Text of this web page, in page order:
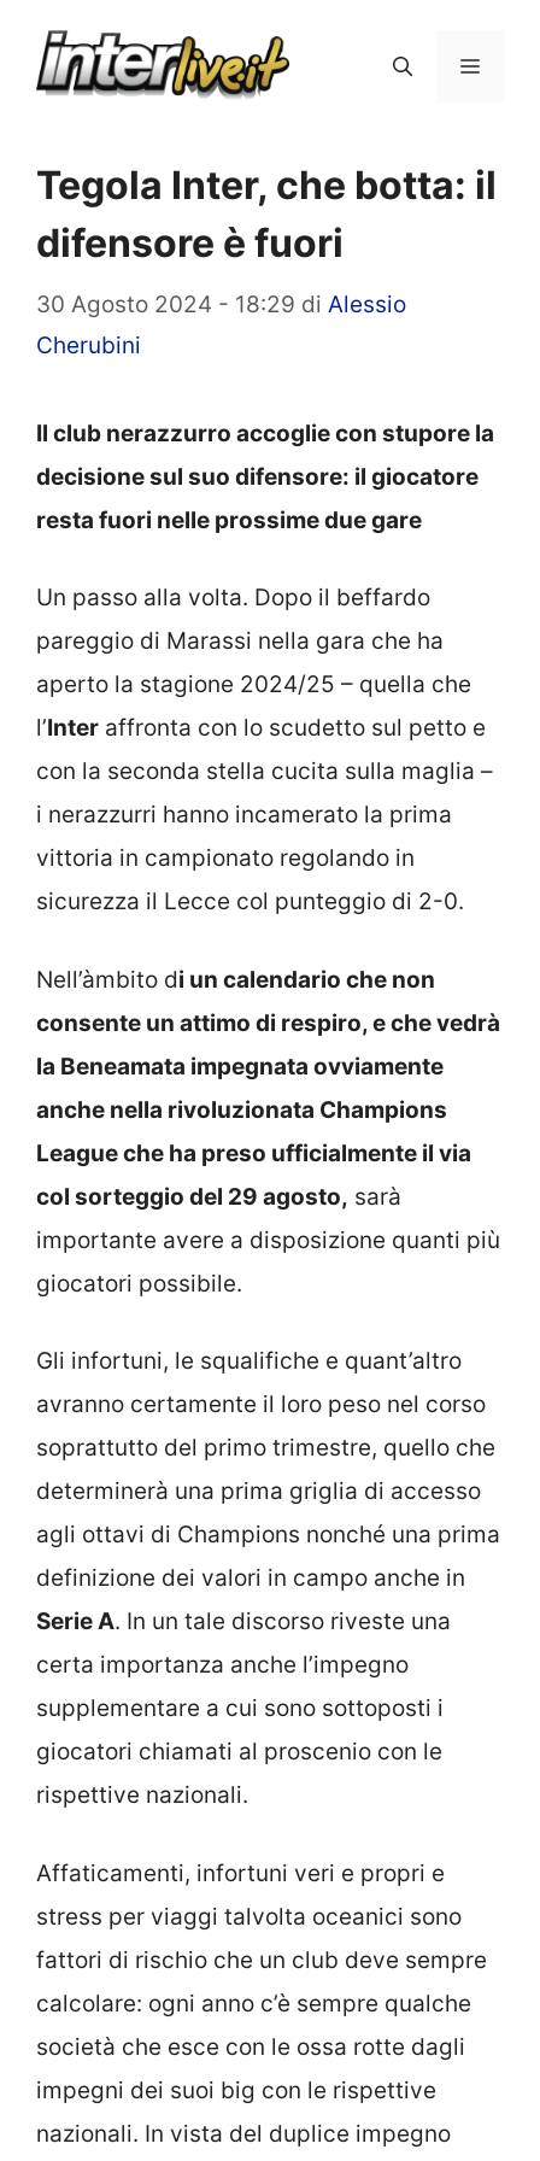
Menu
Tegola Inter, che botta: il
difensore è fuori
30 Agosto 2024 - 18:29 di Alessio
Cherubini
Il club nerazzurro accoglie con stupore la
decisione sul suo difensore: il giocatore
resta fuori nelle prossime due gare
Un passo alla volta. Dopo il beffardo
pareggio di Marassi nella gara che ha
aperto la stagione 2024/25 – quella che
l’Inter affronta con lo scudetto sul petto e
con la seconda stella cucita sulla maglia –
i nerazzurri hanno incamerato la prima
vittoria in campionato regolando in
sicurezza il Lecce col punteggio di 2-0.
Nell’àmbito di un calendario che non
consente un attimo di respiro, e che vedrà
la Beneamata impegnata ovviamente
anche nella rivoluzionata Champions
League che ha preso ufficialmente il via
col sorteggio del 29 agosto, sarà
importante avere a disposizione quanti più
giocatori possibile.
Gli infortuni, le squalifiche e quant’altro
avranno certamente il loro peso nel corso
soprattutto del primo trimestre, quello che
determinerà una prima griglia di accesso
agli ottavi di Champions nonché una prima
definizione dei valori in campo anche in
Serie A. In un tale discorso riveste una
certa importanza anche l’impegno
supplementare a cui sono sottoposti i
giocatori chiamati al proscenio con le
rispettive nazionali.
Affaticamenti, infortuni veri e propri e
stress per viaggi talvolta oceanici sono
fattori di rischio che un club deve sempre
calcolare: ogni anno c’è sempre qualche
società che esce con le ossa rotte dagli
impegni dei suoi big con le rispettive
nazionali. In vista del duplice impegno